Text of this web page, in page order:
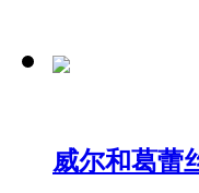
威尔和葛蕾